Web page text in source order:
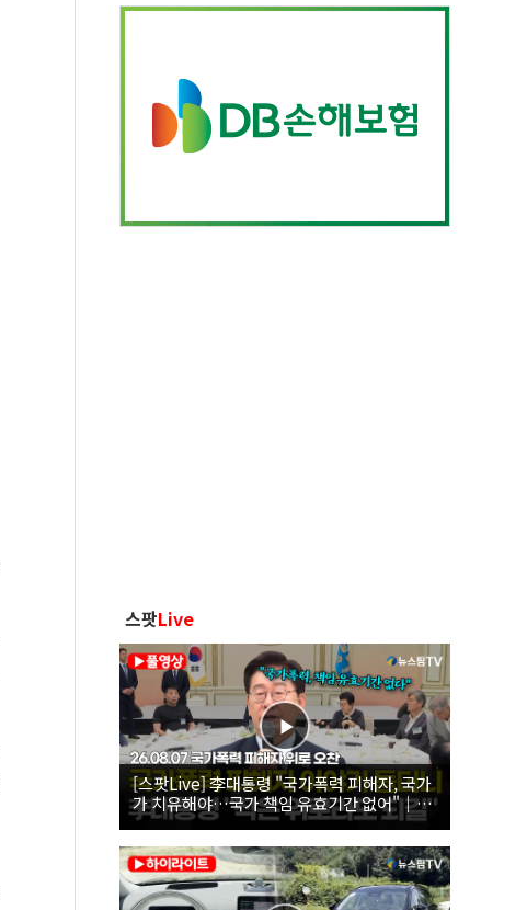
스팟Live
[스팟Live] 李대통령 "국가폭력 피해자, 국가
가 치유해야…국가 책임 유효기간 없어"｜
26.08.07 국가폭력 피해자 위로 오찬